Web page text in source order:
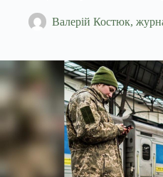
Валерій Костюк,